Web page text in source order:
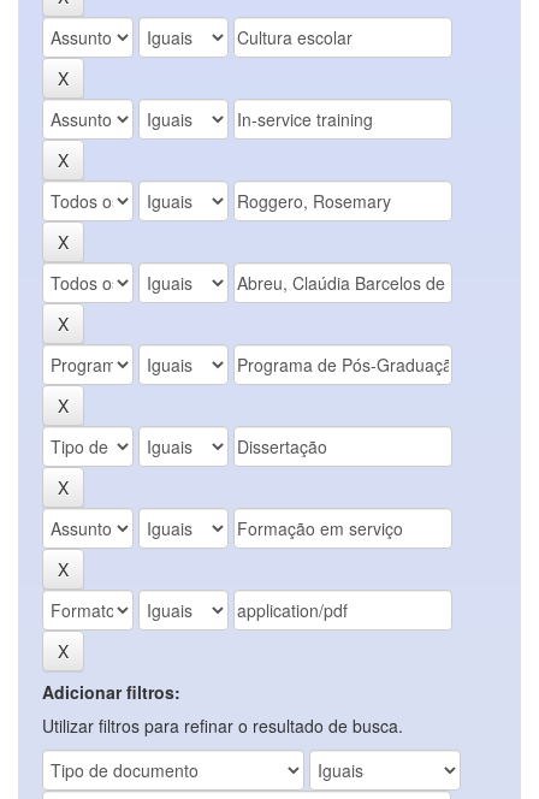
Adicionar filtros:
Utilizar filtros para refinar o resultado de busca.